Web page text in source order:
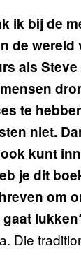
ik bij de
de wereld
als
te
niet.
kunt
je dit
om
Die